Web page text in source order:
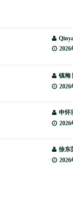
2026
镇梅
2026
申怀
2026
徐东
2026